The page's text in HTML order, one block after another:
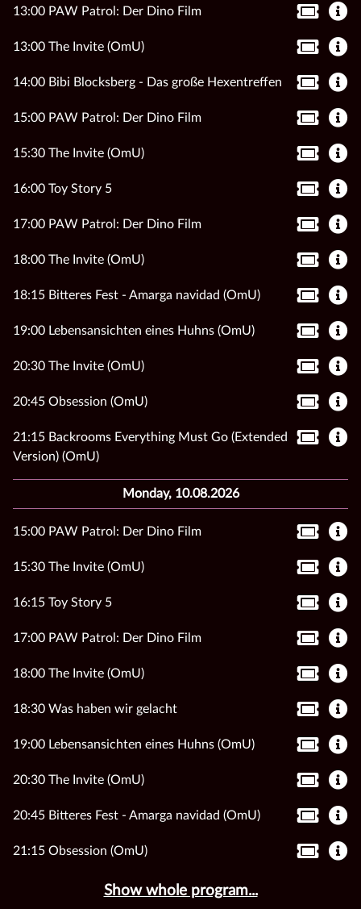
13:00 PAW Patrol: Der Dino Film
13:00 The Invite (OmU)
14:00 Bibi Blocksberg - Das große Hexentreffen
15:00 PAW Patrol: Der Dino Film
15:30 The Invite (OmU)
16:00 Toy Story 5
17:00 PAW Patrol: Der Dino Film
18:00 The Invite (OmU)
18:15 Bitteres Fest - Amarga navidad (OmU)
19:00 Lebensansichten eines Huhns (OmU)
20:30 The Invite (OmU)
20:45 Obsession (OmU)
21:15 Backrooms Everything Must Go (Extended
Version) (OmU)
Monday, 10.08.2026
15:00 PAW Patrol: Der Dino Film
15:30 The Invite (OmU)
16:15 Toy Story 5
17:00 PAW Patrol: Der Dino Film
18:00 The Invite (OmU)
18:30 Was haben wir gelacht
19:00 Lebensansichten eines Huhns (OmU)
20:30 The Invite (OmU)
20:45 Bitteres Fest - Amarga navidad (OmU)
21:15 Obsession (OmU)
Show whole program...